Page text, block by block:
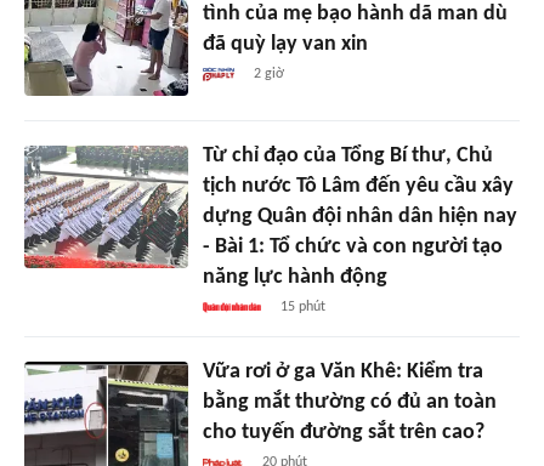
tình của mẹ bạo hành dã man dù
đã quỳ lạy van xin
2 giờ
Từ chỉ đạo của Tổng Bí thư, Chủ
tịch nước Tô Lâm đến yêu cầu xây
dựng Quân đội nhân dân hiện nay
- Bài 1: Tổ chức và con người tạo
năng lực hành động
15 phút
Vữa rơi ở ga Văn Khê: Kiểm tra
bằng mắt thường có đủ an toàn
cho tuyến đường sắt trên cao?
20 phút